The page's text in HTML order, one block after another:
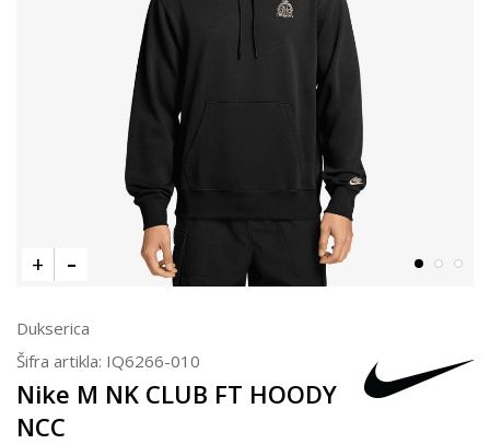
Dukserica
Šifra artikla: IQ6266-010
Nike M NK CLUB FT HOODY
NCC